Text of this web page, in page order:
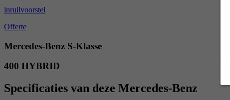
inruilvoorstel
Offerte
Mercedes-Benz S-Klasse
400 HYBRID
Specificaties van deze Mercedes-Benz